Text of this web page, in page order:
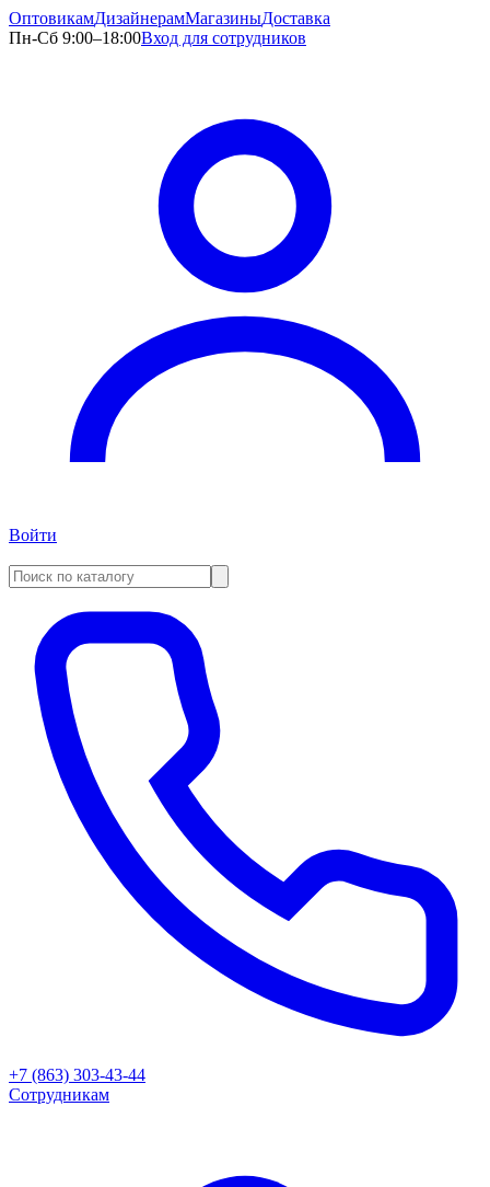
ОптовикамДизайнерамМагазиныДоставка
Пн-Сб 9:00–18:00Вход для сотрудников
Войти
+7 (863) 303-43-44
Сотрудникам